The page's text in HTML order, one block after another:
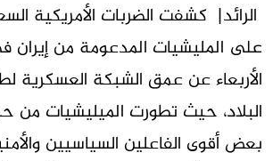
الرائد| كشفت الضربات الأمريكية
على المليشيات المدعومة من إيران
الأربعاء عن عمق الشبكة العسكرية
البلاد، حيث تطورت الميليشيات من
بعض أقوى الفاعلين السياسيين